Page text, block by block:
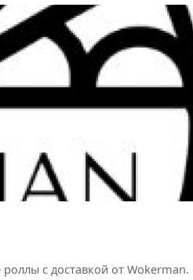
с доставкой от Wokerman.